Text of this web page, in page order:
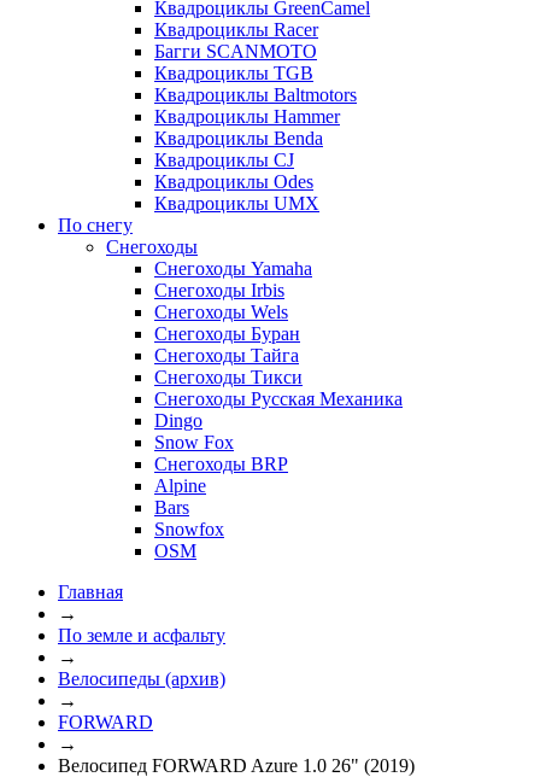
Квадроциклы GreenCamel
Квадроциклы Racer
Багги SCANMOTO
Квадроциклы TGB
Квадроциклы Baltmotors
Квадроциклы Hammer
Квадроциклы Benda
Квадроциклы CJ
Квадроциклы Odes
Квадроциклы UMX
По снегу
Снегоходы
Снегоходы Yamaha
Снегоходы Irbis
Снегоходы Wels
Снегоходы Буран
Снегоходы Тайга
Снегоходы Тикси
Снегоходы Русская Механика
Dingo
Snow Fox
Снегоходы BRP
Alpine
Bars
Snowfox
OSM
Главная
→
По земле и асфальту
→
Велосипеды (архив)
→
FORWARD
→
Велосипед FORWARD Azure 1.0 26" (2019)